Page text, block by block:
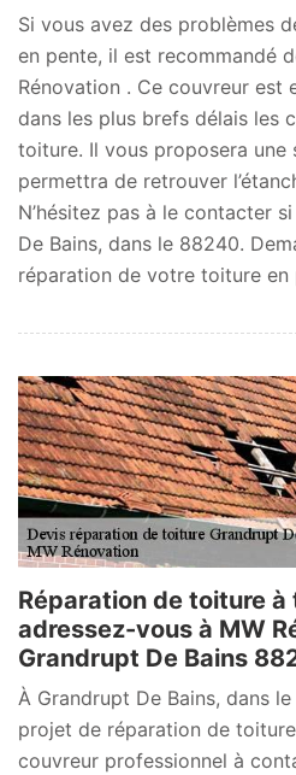
Si vous avez des problèmes
en pente, il est recommandé
Rénovation . Ce couvreur est
dans les plus brefs délais les
toiture. Il vous proposera une
permettra de retrouver
N’hésitez pas à le contacter
De Bains, dans le 88240.
réparation de votre toiture en
Réparation de toiture
adressez-vous à MW
Grandrupt De Bains
À Grandrupt De Bains, dans
projet de réparation de
couvreur professionnel à